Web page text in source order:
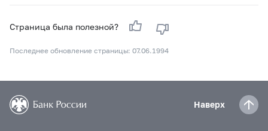
Страница была полезной?
Последнее обновление страницы: 07.06.1994
Наверх